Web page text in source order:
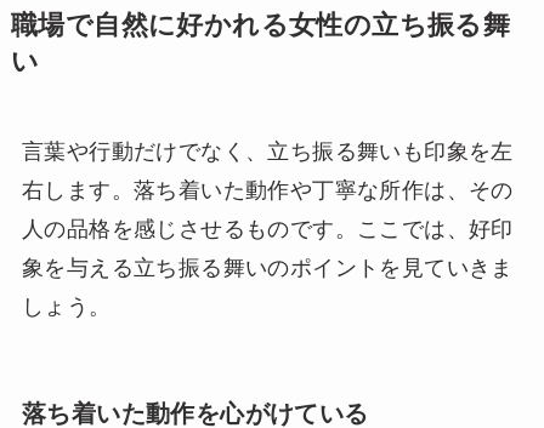
職場で自然に好かれる女性の立ち振る舞
い
言葉や行動だけでなく、立ち振る舞いも印象を左
右します。落ち着いた動作や丁寧な所作は、その
人の品格を感じさせるものです。ここでは、好印
象を与える立ち振る舞いのポイントを見ていきま
しょう。
落ち着いた動作を心がけている